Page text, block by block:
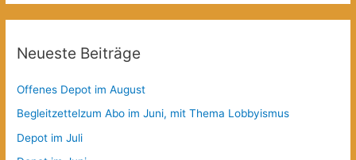
Neueste Beiträge
Offenes Depot im August
Begleitzettelzum Abo im Juni, mit Thema Lobbyismus
Depot im Juli